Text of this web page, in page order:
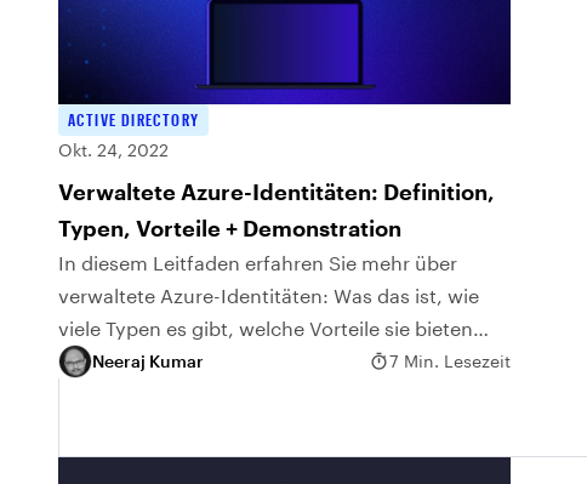
ACTIVE DIRECTORY
Okt. 24, 2022
Verwaltete Azure-Identitäten: Definition,
Typen, Vorteile + Demonstration
In diesem Leitfaden erfahren Sie mehr über
verwaltete Azure-Identitäten: Was das ist, wie
viele Typen es gibt, welche Vorteile sie bieten
und wie sie funktionieren.
Neeraj Kumar 7 Min. Lesezeit